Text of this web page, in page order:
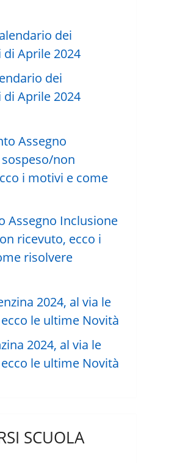
dei
di Aprile 2024
Assegno Inclusione
ricevuto, ecco i
risolvere
2024, al via le
le ultime Novità
SCUOLA